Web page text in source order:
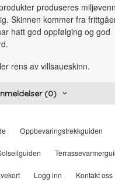
produseres
Skinnen kommer fra
hatt god oppfølging og god
rens av villsaueskinn.
(0)
Oppbevaringstrekkguiden
Logg inn Kontakt oss